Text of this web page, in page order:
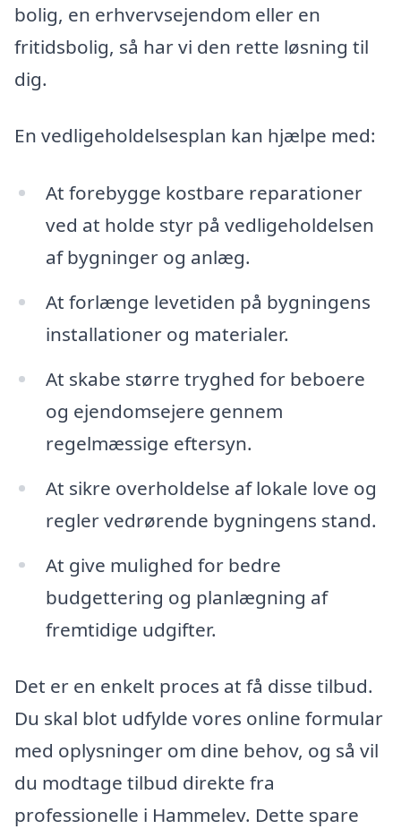
bolig, en erhvervsejendom eller en
fritidsbolig, så har vi den rette løsning til
dig.
En vedligeholdelsesplan kan hjælpe med:
At forebygge kostbare reparationer
ved at holde styr på vedligeholdelsen
af bygninger og anlæg.
At forlænge levetiden på bygningens
installationer og materialer.
At skabe større tryghed for beboere
og ejendomsejere gennem
regelmæssige eftersyn.
At sikre overholdelse af lokale love og
regler vedrørende bygningens stand.
At give mulighed for bedre
budgettering og planlægning af
fremtidige udgifter.
Det er en enkelt proces at få disse tilbud.
Du skal blot udfylde vores online formular
med oplysninger om dine behov, og så vil
du modtage tilbud direkte fra
professionelle i Hammelev. Dette spare